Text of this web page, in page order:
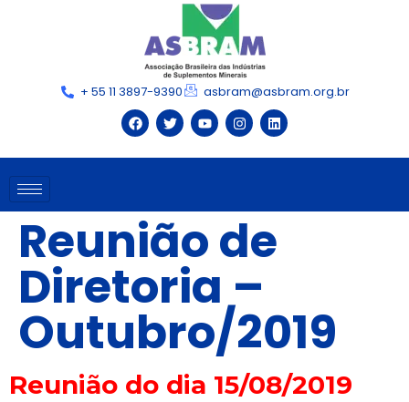
+ 55 11 3897-9390 asbram@asbram.org.br
Reunião de
Diretoria –
Outubro/2019
Reunião do dia 15/08/2019